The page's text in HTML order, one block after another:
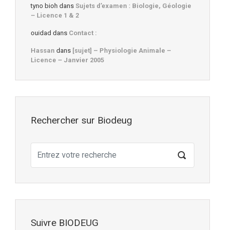
tyno bioh dans Sujets d’examen : Biologie, Géologie
– Licence 1 & 2
ouidad dans Contact :
Hassan dans [sujet] – Physiologie Animale –
Licence – Janvier 2005
Rechercher sur Biodeug
Suivre BIODEUG